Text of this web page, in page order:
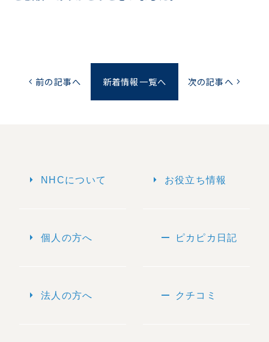
chevron_left 前の記事へ 新着情報一覧へ 次の記事へ chevron_right
arrow_right NHCについて
arrow_right 個人の方へ
arrow_right 法人の方へ
arrow_right お役立ち情報
remove ピカピカ日記
remove クチコミ